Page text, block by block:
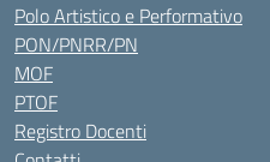
Polo Artistico e Performativo
PON/PNRR/PN
MOF
PTOF
Registro Docenti